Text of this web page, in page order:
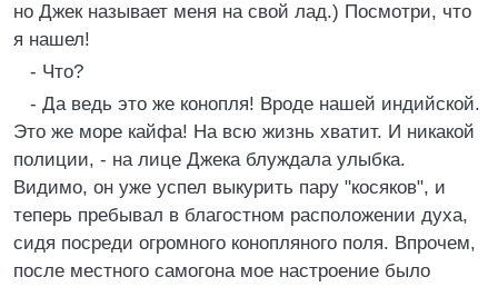
но Джек называет меня на свой лад.) Посмотри, что
я нашел!
- Что?
- Да ведь это же конопля! Вроде нашей индийской.
Это же море кайфа! На всю жизнь хватит. И никакой
полиции, - на лице Джека блуждала улыбка.
Видимо, он уже успел выкурить пару "косяков", и
теперь пребывал в благостном расположении духа,
сидя посреди огромного конопляного поля. Впрочем,
после местного самогона мое настроение было